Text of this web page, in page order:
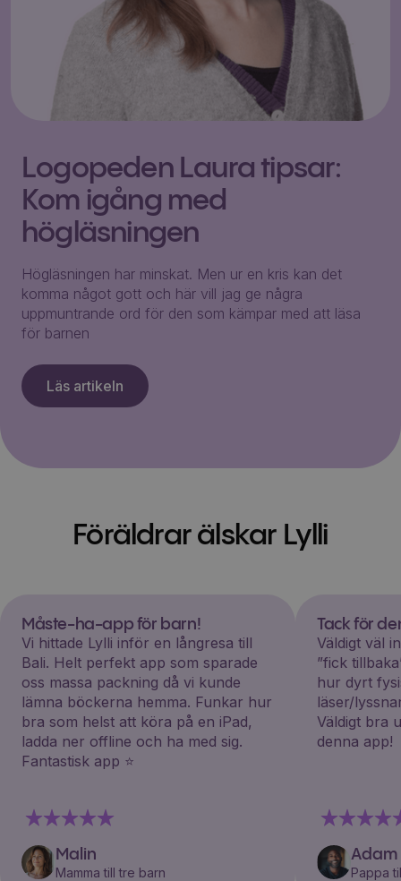
Logopeden Laura tipsar:
Kom igång med
högläsningen
Högläsningen har minskat. Men ur en kris kan det
komma något gott och här vill jag ge några
uppmuntrande ord för den som kämpar med att läsa
för barnen
Läs artikeln
Föräldrar älskar Lylli
Måste-ha-app för barn!
Vi hittade Lylli inför en långresa till
Bali. Helt perfekt app som sparade
oss massa packning då vi kunde
lämna böckerna hemma. Funkar hur
bra som helst att köra på en iPad,
ladda ner offline och ha med sig.
Fantastisk app ⭐️
Malin
Mamma till tre barn
Tack för
Väldigt väl
”fick
hur dyrt
läser/
Väldigt bra
denna app!
Adam
Pappa